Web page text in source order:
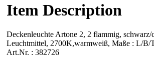
Item Description
Deckenleuchte Artone 2, 2 flammig,
Leuchtmittel, 2700K,warmweiß, Maße : L/B/
Art.Nr. : 382726